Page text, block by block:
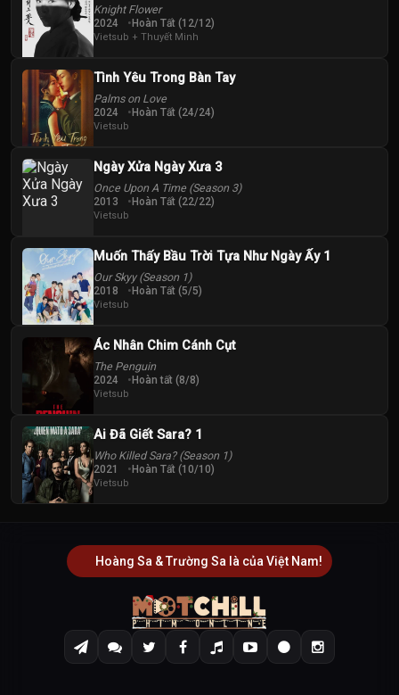
Knight Flower
2024 Hoàn Tất (12/12)
Vietsub + Thuyết Minh
Tình Yêu Trong Bàn Tay
Palms on Love
2024 Hoàn Tất (24/24)
Vietsub
Ngày Xửa Ngày Xưa 3
Once Upon A Time (Season 3)
2013 Hoàn Tất (22/22)
Vietsub
Muốn Thấy Bầu Trời Tựa Như Ngày Ấy 1
Our Skyy (Season 1)
2018 Hoàn Tất (5/5)
Vietsub
Ác Nhân Chim Cánh Cụt
The Penguin
2024 Hoàn tất (8/8)
Vietsub
Ai Đã Giết Sara? 1
Who Killed Sara? (Season 1)
2021 Hoàn Tất (10/10)
Vietsub
Hoàng Sa & Trường Sa là của Việt Nam!